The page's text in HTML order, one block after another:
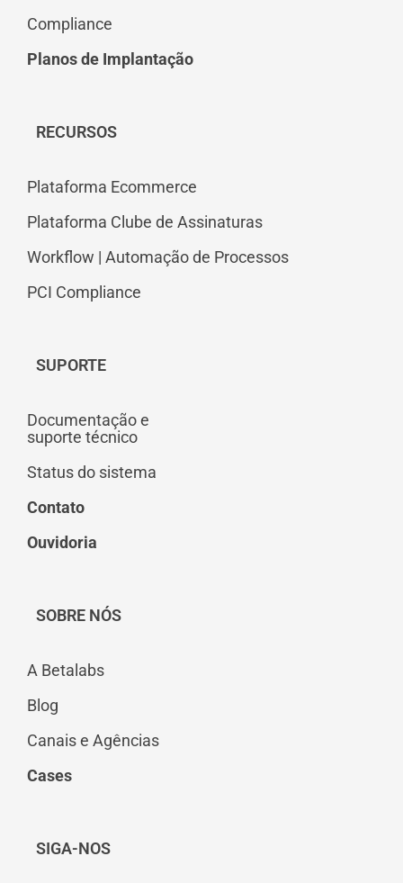
Compliance
Planos de Implantação
RECURSOS
Plataforma Ecommerce
Plataforma Clube de Assinaturas
Workflow | Automação de Processos
PCI Compliance
SUPORTE
Documentação e
suporte técnico
Status do sistema
Contato
Ouvidoria
SOBRE NÓS
A Betalabs
Blog
Canais e Agências
Cases
SIGA-NOS